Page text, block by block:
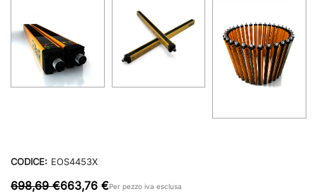
CODICE: EOS4453X
698,69 €663,76 €Per pezzo iva esclusa